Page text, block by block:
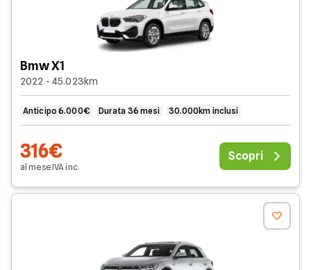
Bmw X1
2022 - 45.023km
Anticipo 6.000€ Durata 36 mesi 30.000km inclusi
316€
al meseIVAinc.
Scopri